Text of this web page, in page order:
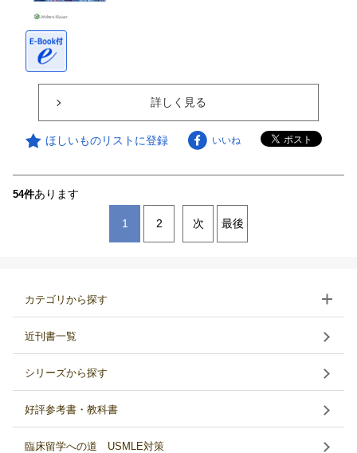
詳しく見る
ほしいものリストに登録 いいね
54件あります
1 2 次 最後
カテゴリから探す
近刊書一覧
シリーズから探す
好評参考書・教科書
臨床留学への道 USMLE対策